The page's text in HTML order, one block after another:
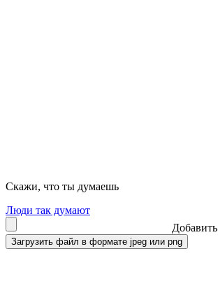
Скажи, что ты думаешь
Люди так думают
Добавить